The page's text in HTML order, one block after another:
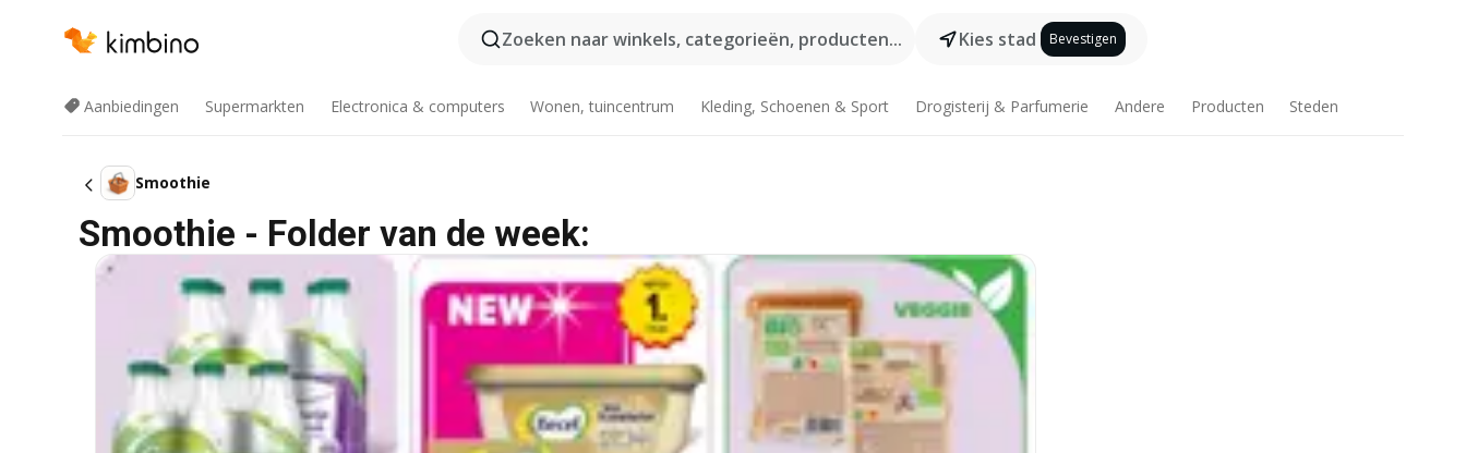
Zoeken naar winkels, categorieën, producten... Kies stad Bevestigen
Aanbiedingen Supermarkten Electronica & computers Wonen, tuincentrum Kleding, Schoenen & Sport Drogisterij & Parfumerie Andere Producten Steden
Smoothie
Smoothie - Folder van de week: